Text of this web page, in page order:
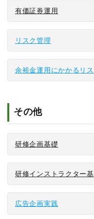
有価証券運用
リスク管理
余裕金運用にかかるリ
その他
研修企画基礎
研修インストラクター
広告企画実践